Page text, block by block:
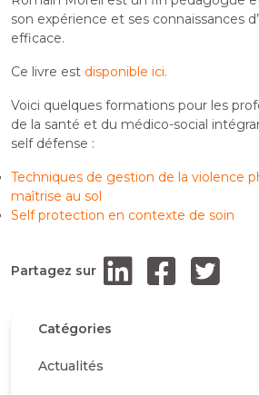
son expérience et ses connaissances
efficace.
Ce livre est disponible ici.
Voici quelques formations pour les
de la santé et du médico-social
self défense :
Techniques de gestion de la violence
maîtrise au sol
Self protection en contexte de soin
Partagez sur
Catégories
Actualités